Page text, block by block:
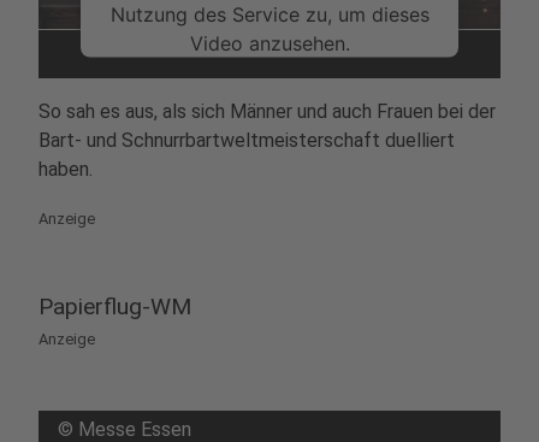
Nutzung des Service zu, um dieses
Video anzusehen.
Akzeptieren
So sah es aus, als sich Männer und auch Frauen bei der
Bart- und Schnurrbartweltmeisterschaft duelliert
haben.
Anzeige
Papierflug-WM
Anzeige
© Messe Essen